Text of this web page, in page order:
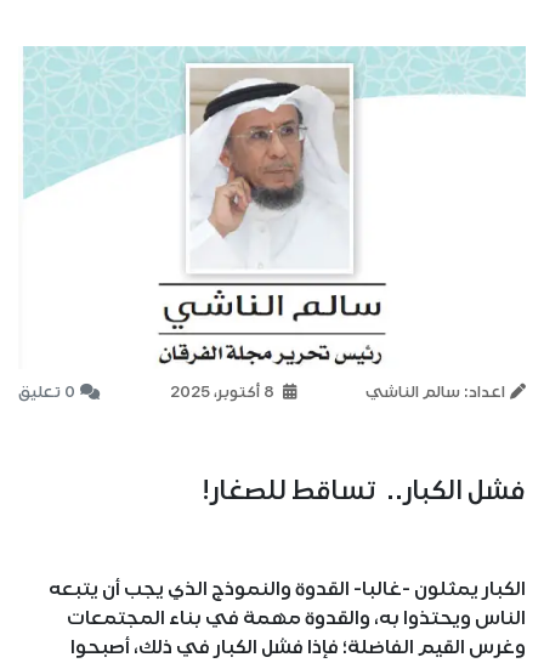
اعداد: سالم الناشي 0 تعليق
فشل الكبار.. تساقط للصغار!
الكبار يمثلون -غالبا- القدوة والنموذج الذي يجب أن يتبعه
الناس ويحتذوا به، والقدوة مهمة في بناء المجتمعات
وغرس القيم الفاضلة؛ فإذا فشل الكبار في ذلك، أصبحوا